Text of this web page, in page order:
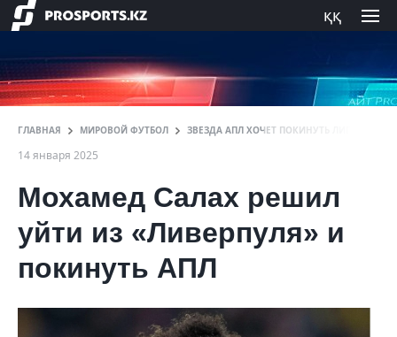
ққ
ГЛАВНАЯ МИРОВОЙ ФУТБОЛ ЗВЕЗДА АПЛ ХОЧЕТ ПОКИНУТЬ ЛИГУ
14 января 2025
Мохамед Салах решил
уйти из «Ливерпуля» и
покинуть АПЛ